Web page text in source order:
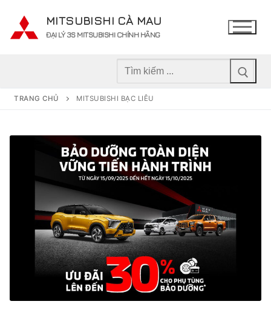
nội
MITSUBISHI CÀ MAU
ĐẠI LÝ 3S MITSUBISHI CHÍNH HÃNG
Tìm
cho:
TRANG CHỦ MITSUBISHI BẠC LIÊU